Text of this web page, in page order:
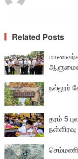
Related Posts
நல்லூர்
தரம் 5